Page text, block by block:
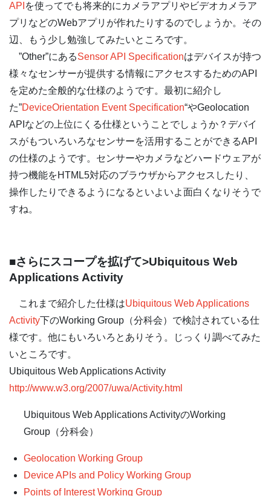
API を使ってでも将来的にカメラアプリやビデオカメラア
プリなどのWebアプリが作れたりするのでしょうか。その
辺、もう少し勉強してみたいところです。
”Other”にあるSensor API Specificationはデバイスが持つ
様々なセンサーが提供する情報にアクセスするためのAPI
を定めた全般的な仕様のようです。最初に紹介し
た”DeviceOrientation Event Specification“やGeolocation
APIなどの上位にくる仕様ということでしょうか？デバイ
スがもついろいろなセンサーを活用することができるAPI
の仕様のようです。センサーやカメラなどハードウェアが
持つ機能をHTML5対応のブラウザからアクセスしたり、
操作したりできるようになるといよいよ面白くなりそうで
すね。
■さらにスコープを拡げて>Ubiquitous Web
Applications Activity
これまで紹介した仕様はUbiquitous Web Applications
Activity下のWorking Group（分科会）で検討されている仕
様です。他にもいろいろとありそう。じっくり調べてみた
いところです。
Ubiquitous Web Applications Activity
http://www.w3.org/2007/uwa/Activity.html
Ubiquitous Web Applications ActivityのWorking
Group（分科会）
Geolocation Working Group
Device APIs and Policy Working Group
Points of Interest Working Group